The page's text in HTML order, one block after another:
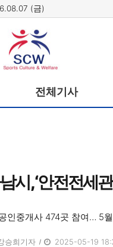
(금)
체메뉴
기/
기
전체기사
시, ‘안전전세
인중개사 474곳 참여… 5
승희기자 2025-05-19